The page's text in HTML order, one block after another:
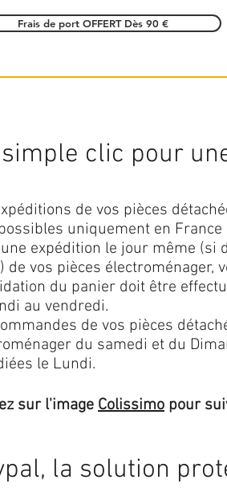
Frais de port OFFERT Dès 90 €
clic pour
de vos pièces
uniquement en
expédition le jour même (si
de vos pièces électroménager,
du panier doit être
au vendredi.
de vos pièces
du samedi et du
le Lundi.
sur l'image Colissimo pour
la solution